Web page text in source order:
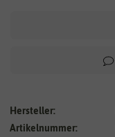
Hersteller:
Artikelnummer: